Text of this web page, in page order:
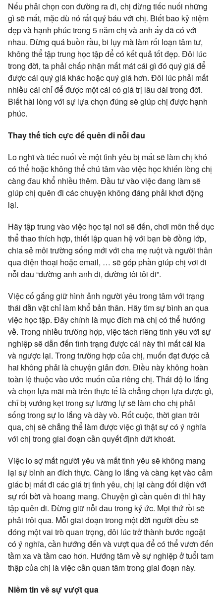
Nếu phải chọn con đường ra đi, chị đừng tiếc nuối những
gì sẽ mất, mặc dù nó rất quý báu với chị. Biết bao kỷ niệm
đẹp và hạnh phúc trong 5 năm chị và anh ấy đã có với
nhau. Đừng quá buồn rầu, bi lụy mà làm rối loạn tâm tư,
không thể tập trung học tập để có kết quả tốt đẹp. Đôi lúc
trong đời, ta phải chấp nhận mất mát cái gì đó quý giá để
được cái quý giá khác hoặc quý giá hơn. Đôi lúc phải mất
nhiều cái chỉ để được một cái có giá trị lâu dài trong đời.
Biết hài lòng với sự lựa chọn đúng sẽ giúp chị được hạnh
phúc.
Thay thế tích cực để quên đi nỗi đau
Lo nghĩ và tiếc nuối về một tình yêu bị mất sẽ làm chị khó
có thể hoặc không thể chú tâm vào việc học khiến lòng chị
càng đau khổ nhiều thêm. Đầu tư vào việc đang làm sẽ
giúp chị quên đi các chuyện không đáng phải khơi động
lại.
Hãy tập trung vào việc học tại nơi sẽ đến, chơi môn thể dục
thể thao thích hợp, thiết lập quan hệ với bạn bè đồng lớp,
chia sẻ môi trường sống mới với cha mẹ ruột và người thân
qua điện thoại hoặc email, … sẽ góp phần giúp chị vơi đi
nỗi đau “đường anh anh đi, đường tôi tôi đi”.
Việc cố gắng giữ hình ảnh người yêu trong tâm với trạng
thái dằn vặt chỉ làm khổ bản thân. Hãy tìm sự bình an qua
việc học tập. Đây chính là mục đích mà chị có thể hướng
về. Trong nhiều trường hợp, việc tách riêng tình yêu với sự
nghiệp sẽ dẫn đến tình trạng được cái này thì mất cái kia
và ngược lại. Trong trường hợp của chị, muốn đạt được cả
hai không phải là chuyện giản đơn. Điều này không hoàn
toàn lệ thuộc vào ước muốn của riêng chị. Thái độ lo lắng
và chọn lựa mãi mà trên thực tế là chẳng chọn lựa được gì,
chỉ bị vướng kẹt trong sự lưỡng lự sẽ làm cho chị phải
sống trong sự lo lắng và dày vò. Rốt cuộc, thời gian trôi
qua, chị sẽ chẳng thể làm được việc gì thật sự có ý nghĩa
với chị trong giai đoạn cần quyết định dứt khoát.
Việc lo sợ mất người yêu và mất tình yêu sẽ không mang
lại sự bình an đích thực. Càng lo lắng và càng kẹt vào cảm
giác bị mất đi các giá trị tình yêu, chị lại càng đối diện với
sự rối bời và hoang mang. Chuyện gì cần quên đi thì hãy
tập quên đi. Đừng giữ nỗi đau trong ký ức. Mọi thứ rồi sẽ
phải trôi qua. Mỗi giai đoạn trong một đời người đều sẽ
đóng một vai trò quan trọng, đôi lúc trở thành bước ngoặt
có ý nghĩa, cần hướng đến và vượt qua để có thể vươn đến
tầm xa và tầm cao hơn. Hướng tâm về sự nghiệp ở tuổi tam
thập của chị là việc cần quan tâm trong giai đoạn này.
Niềm tin về sự vượt qua